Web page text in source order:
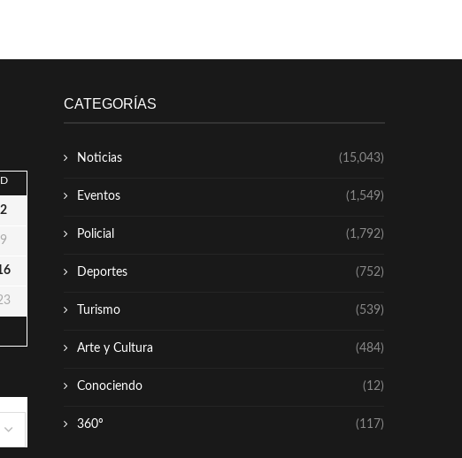
D
2
9
CATEGORÍAS
Noticias (15,043)
Eventos (1,549)
Policial (1,792)
Deportes (752)
Turismo (539)
Arte y Cultura (484)
Conociendo (12)
360º (117)